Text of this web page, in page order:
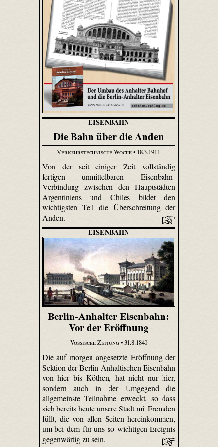
EISENBAHN
Die Bahn über die Anden
Verkehrstechnische Woche• 18.3.1911
Von der seit einiger Zeit vollständig
fertigen unmittelbaren Eisenbahn-
Verbindung zwischen den Hauptstädten
Argentiniens und Chiles bildet den
wichtigsten Teil die Überschreitung der
Anden.
EISENBAHN
Berlin-Anhalter Eisenbahn:
Vor der Eröffnung
Vossische Zeitung• 31.8.1840
Die auf morgen angesetzte Eröffnung der
Sektion der Berlin-Anhaltischen Eisenbahn
von hier bis Köthen, hat nicht nur hier,
sondern auch in der Umgegend die
allgemeinste Teilnahme erweckt, so dass
sich bereits heute unsere Stadt mit Fremden
füllt, die von allen Seiten hereinkommen,
um bei dem für uns so wichtigen Ereignis
gegenwärtig zu sein.